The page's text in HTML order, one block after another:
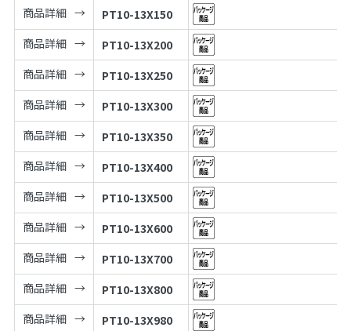
商品詳細
PT10-13X150
商品詳細
PT10-13X200
商品詳細
PT10-13X250
商品詳細
PT10-13X300
商品詳細
PT10-13X350
商品詳細
PT10-13X400
商品詳細
PT10-13X500
商品詳細
PT10-13X600
商品詳細
PT10-13X700
商品詳細
PT10-13X800
商品詳細
PT10-13X980